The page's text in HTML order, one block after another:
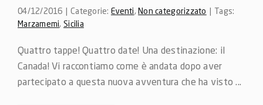
04/12/2016 | Categorie: Eventi,Non categorizzato | Tags:
Marzamemi, Sicilia
Quattro tappe! Quattro date! Una destinazione: il
Canada! Vi raccontiamo come è andata dopo aver
partecipato a questa nuova avventura che ha visto ...